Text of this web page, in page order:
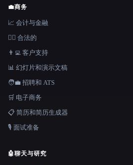
💼商务
📈 会计与金融
👩‍⚖️ 合法的
👨‍💻 客户支持
📊 幻灯片和演示文稿
🧑‍💼 招聘和 ATS
🛒 电子商务
📋 简历和简历生成器
🎙️ 面试准备
🤖聊天与研究